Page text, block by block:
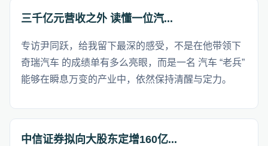
三千亿元营收之外 读懂一位汽...
专访尹同跃，给我留下最深的感受，不是在他带领下
奇瑞汽车 的成绩单有多么亮眼，而是一名 汽车 “老兵”
能够在瞬息万变的产业中，依然保持清醒与定力。
中信证券拟向大股东定增160亿...